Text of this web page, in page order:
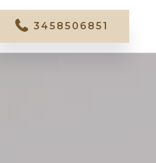
3458506851